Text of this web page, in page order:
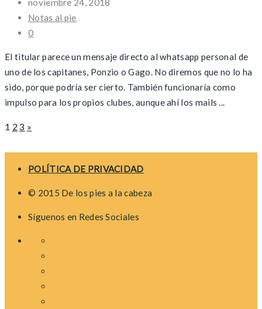
noviembre 24, 2018
Notas al pie
0
El titular parece un mensaje directo al whatsapp personal de
uno de los capitanes, Ponzio o Gago. No diremos que no lo ha
sido, porque podría ser cierto. También funcionaría como
impulso para los propios clubes, aunque ahí los mails ...
Posts
1 2 3 »
POLÍTICA DE PRIVACIDAD
© 2015 De los pies a la cabeza
Síguenos en Redes Sociales